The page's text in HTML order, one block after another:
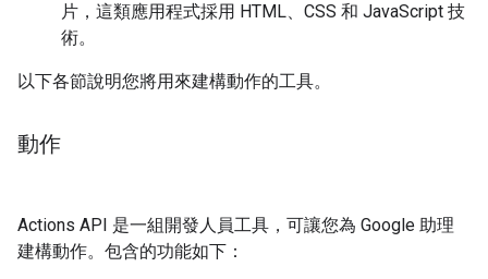
片，這類應用程式採用 HTML、CSS 和 JavaScript 技
術。
以下各節說明您將用來建構動作的工具。
動作
Actions API 是一組開發人員工具，可讓您為 Google 助理
建構動作。包含的功能如下：